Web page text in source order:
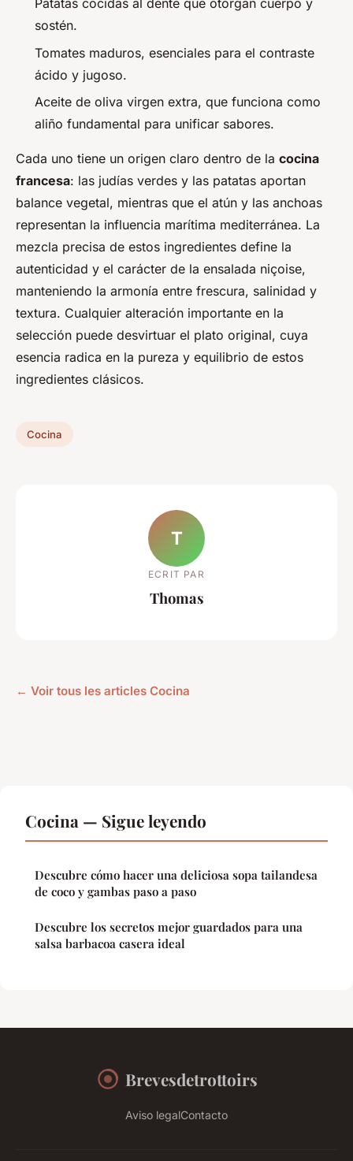
Patatas cocidas al dente que otorgan cuerpo y
sostén.
Tomates maduros, esenciales para el contraste
ácido y jugoso.
Aceite de oliva virgen extra, que funciona como
aliño fundamental para unificar sabores.
Cada uno tiene un origen claro dentro de la cocina
francesa: las judías verdes y las patatas aportan
balance vegetal, mientras que el atún y las anchoas
representan la influencia marítima mediterránea. La
mezcla precisa de estos ingredientes define la
autenticidad y el carácter de la ensalada niçoise,
manteniendo la armonía entre frescura, salinidad y
textura. Cualquier alteración importante en la
selección puede desvirtuar el plato original, cuya
esencia radica en la pureza y equilibrio de estos
ingredientes clásicos.
Cocina
T
ECRIT PAR
Thomas
← Voir tous les articles Cocina
Cocina — Sigue leyendo
Descubre cómo hacer una deliciosa sopa tailandesa
de coco y gambas paso a paso
Descubre los secretos mejor guardados para una
salsa barbacoa casera ideal
Brevesdetrottoirs
Aviso legalContacto